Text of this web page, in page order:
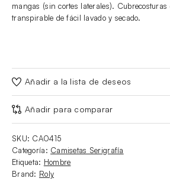
mangas (sin cortes laterales). Cubrecosturas
transpirable de fácil lavado y secado.
Añadir a la lista de deseos
Añadir para comparar
SKU: CA0415
Categoría: Camisetas Serigrafía
Etiqueta: Hombre
Brand: Roly